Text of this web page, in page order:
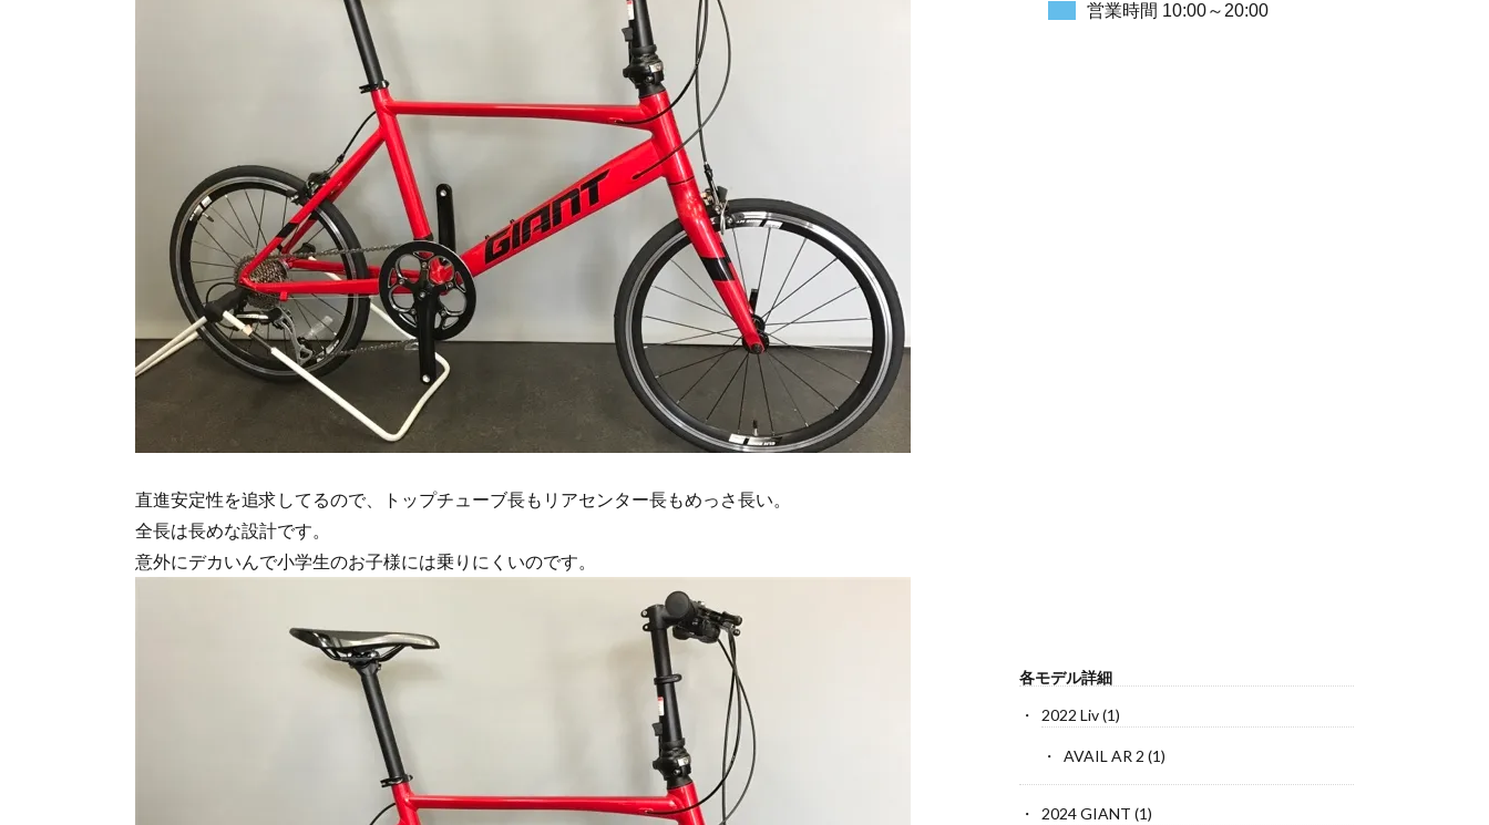
直進安定性を追求してるので、トップチューブ長もリアセンター長もめっさ長い。
全長は長めな設計です。
意外にデカいんで小学生のお子様には乗りにくいのです。
営業時間 10:00～20:00
各モデル詳細
2022 Liv(1)
AVAIL AR 2 (1)
2024 GIANT (1)